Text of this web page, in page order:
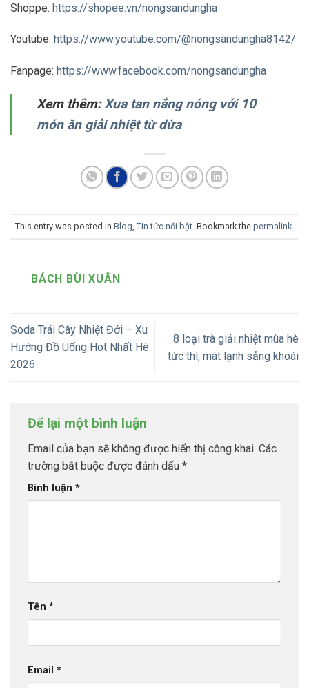
Shoppe: https://shopee.vn/nongsandungha
Youtube: https://www.youtube.com/@nongsandungha8142/
Fanpage: https://www.facebook.com/nongsandungha
Xem thêm:Xua tan nắng nóng với 10
món ăn giải nhiệt từ dừa
This entry was posted in Blog Tin tức nổi bật . Bookmark the permalink
BÁCH BÙI XUÂN
Soda Trái Cây Nhiệt Đới – Xu
Hướng Đồ Uống Hot Nhất Hè
2026
8 loại trà giải nhiệt mùa hè
tức thì, mát lạnh sảng khoái
Để lại một bình luận
Email của bạn sẽ không được hiển thị công khai. Các
trường bắt buộc được đánh dấu *
Bình luận *
Tên *
Email *